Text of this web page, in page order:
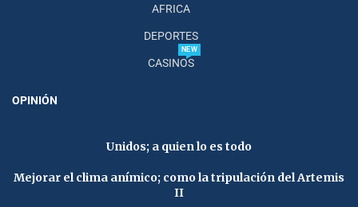
AFRICA
DEPORTES
CASINOS
NEW
OPINIÓN
Unidos; a quien lo es todo
Mejorar el clima anímico; como la tripulación del Artemis
II